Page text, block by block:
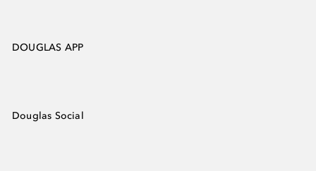
DOUGLAS APP
Douglas Social